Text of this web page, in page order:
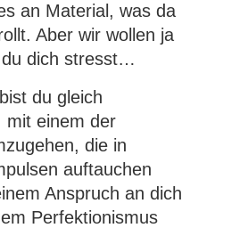
an Material, was da
Aber wir wollen ja
dich stresst…
du gleich
mit einem der
die in
auftauchen
Anspruch an dich
Perfektionismus